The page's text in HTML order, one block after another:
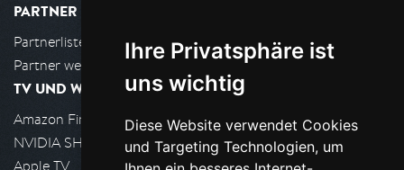
Ihre Privatsphäre ist
uns wichtig
Diese Website verwendet Cookies
und Targeting Technologien, um
PARTNER
Partnerliste
Partner werden
TV UND WOHNZIMMER
Amazon FireTV
NVIDIA SHIELD, Google TV
Apple TV